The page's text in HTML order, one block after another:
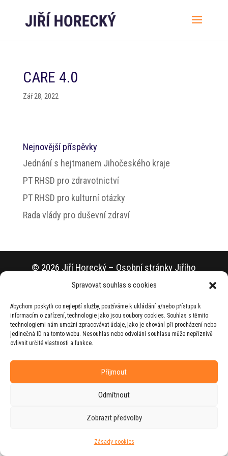
Spravovat souhlas s cookies
Abychom poskytli co nejlepší služby, používáme k ukládání a/nebo přístupu k
informacím o zařízení, technologie jako jsou soubory cookies. Souhlas s těmito
technologiemi nám umožní zpracovávat údaje, jako je chování při procházení nebo
jedinečná ID na tomto webu. Nesouhlas nebo odvolání souhlasu může nepříznivě
ovlivnit určité vlastnosti a funkce.
Příjmout
Odmítnout
Zobrazit předvolby
Zásady cookies
CARE 4.0
Zář 28, 2022
Nejnovější příspěvky
Jednání s hejtmanem Jihočeského kraje
PT RHSD pro zdravotnictví
PT RHSD pro kulturní otázky
Rada vlády pro duševní zdraví
© 2026 Jiří Horecký – Osobní stránky Jiřího
Horeckého
agenturouZEST BRAND.